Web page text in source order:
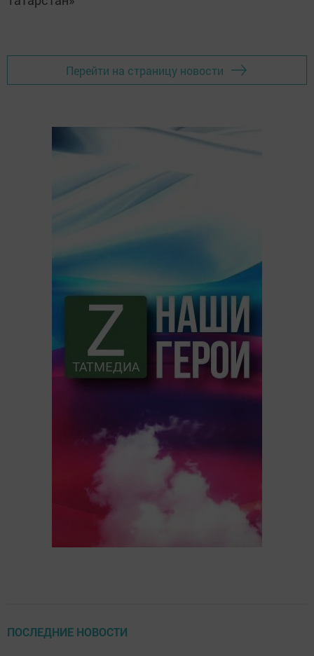
Перейти на страницу новости
ПОСЛЕДНИЕ НОВОСТИ